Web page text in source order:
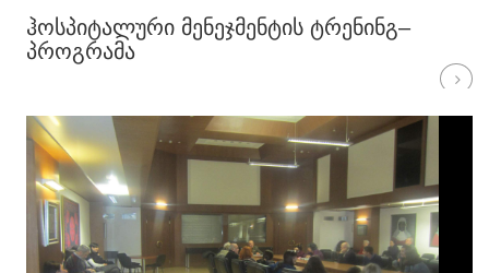
ᲰᲝᲡᲞᲘᲢᲐᲚᲣᲠᲘ ᲛᲔᲜᲔᲯᲛᲔᲜᲢᲘᲡ ᲢᲠᲔᲜᲘᲜᲒ–
ᲞᲠᲝᲒᲠᲐᲛᲐ